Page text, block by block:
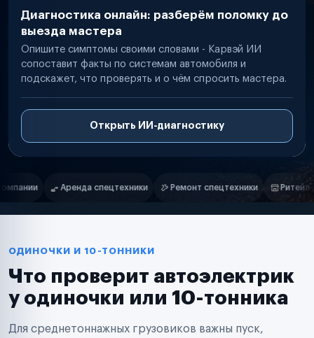
Диагностика онлайн: разберём поломку до
выезда мастера
Опишите симптомы своими словами - Карвэй ИИ
сопоставит факты по системам автомобиля и
подскажет, что проверять и о чём спросить мастера.
Открыть ИИ-диагностику
Нам доверяют
Ремонт спецтехники Ритейл-сети Управляющие компании
Маркетплейсы
Таксопарки
Автодилеры
Поставщики запчастей
Аренда спецтехники
ОДИНОЧКИ И 10-ТОННИКИ
Что проверит автоэлектрик
у одиночки или 10-тонника
Для среднетоннажных грузовиков важны пуск,